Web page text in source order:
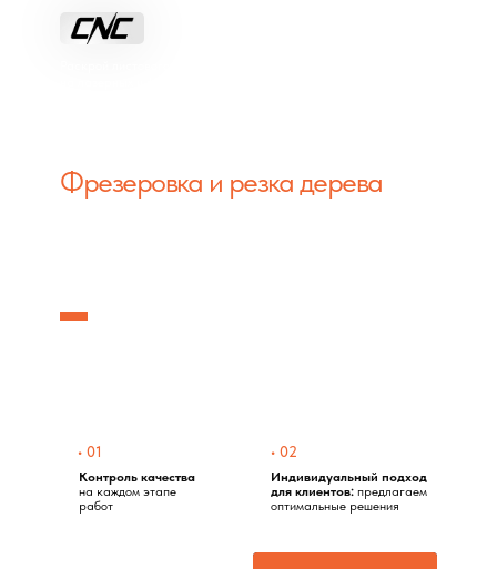
Фрезеровка и резка дерева
на заказ
в Дмитрове
Контроль качества
на каждом этапе
работ
• 01
Индивидуальный подход
для клиентов: предлагаем
оптимальные решения
• 02